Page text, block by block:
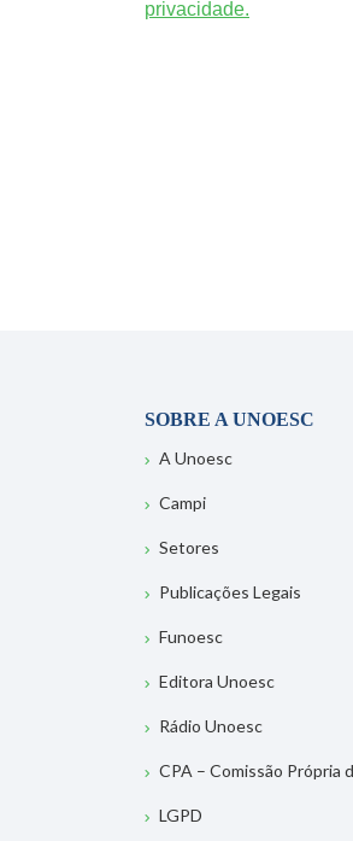
privacidade.
SOBRE A UNOESC
A Unoesc
Campi
Setores
Publicações Legais
Funoesc
Editora Unoesc
Rádio Unoesc
CPA – Comissão Própria
LGPD